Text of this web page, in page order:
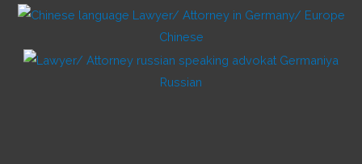
Chinese
Russian